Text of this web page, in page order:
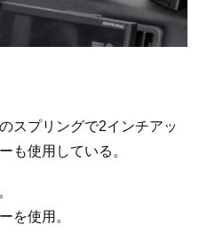
スプリングで2インチアッ
も使用している。
を使用。